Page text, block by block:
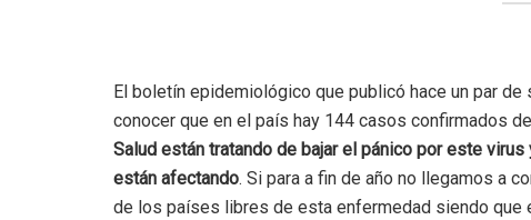
El boletín epidemiológico que publicó hace un par
conocer que en el país hay 144 casos confirmados
Salud están tratando de bajar el pánico por este
están afectando. Si para a fin de año no llegamos a
de los países libres de esta enfermedad siendo que